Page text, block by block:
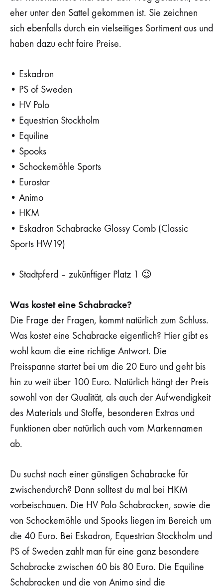
eher unter den Sattel gekommen ist. Sie zeichnen
sich ebenfalls durch ein vielseitiges Sortiment aus und
haben dazu echt faire Preise.
• Eskadron
• PS of Sweden
• HV Polo
• Equestrian Stockholm
• Equiline
• Spooks
• Schockemöhle Sports
• Eurostar
• Animo
• HKM
• Eskadron Schabracke Glossy Comb (Classic
Sports HW19)
• Stadtpferd – zukünftiger Platz 1 😉
Was kostet eine Schabracke?
Die Frage der Fragen, kommt natürlich zum Schluss.
Was kostet eine Schabracke eigentlich? Hier gibt es
wohl kaum die eine richtige Antwort. Die
Preisspanne startet bei um die 20 Euro und geht bis
hin zu weit über 100 Euro. Natürlich hängt der Preis
sowohl von der Qualität, als auch der Aufwendigkeit
des Materials und Stoffe, besonderen Extras und
Funktionen aber natürlich auch vom Markennamen
ab.
Du suchst nach einer günstigen Schabracke für
zwischendurch? Dann solltest du mal bei HKM
vorbeischauen. Die HV Polo Schabracken, sowie die
von Schockemöhle und Spooks liegen im Bereich um
die 40 Euro. Bei Eskadron, Equestrian Stockholm und
PS of Sweden zahlt man für eine ganz besondere
Schabracke zwischen 60 bis 80 Euro. Die Equiline
Schabracken und die von Animo sind die